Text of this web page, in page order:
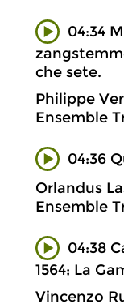
04:34
che sete.
Philippe
Ensemble
04:36
Orlandus
Ensemble
04:38
1564; La
Vincenzo